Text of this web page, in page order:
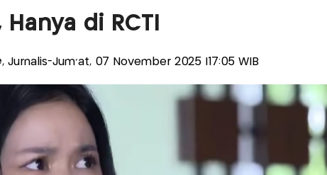
di RCTI
, Jurnalis-Jum'at, 07 November 2025 |17:05 WIB